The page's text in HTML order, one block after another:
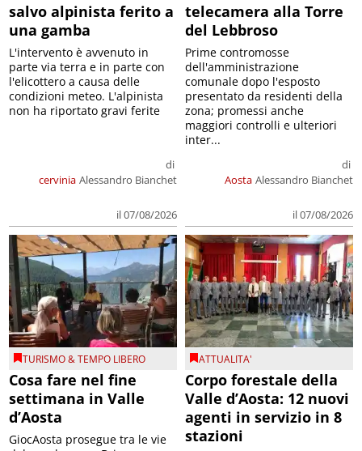
salvo alpinista ferito a
una gamba
cervinia
di
Alessandro Bianchet
il 07/08/2026
L'intervento è avvenuto in
parte via terra e in parte con
l'elicottero a causa delle
condizioni meteo. L'alpinista
non ha riportato gravi ferite
telecamera alla Torre
del Lebbroso
Aosta
di
Alessandro Bianchet
il 07/08/2026
Prime contromosse
dell'amministrazione
comunale dopo l'esposto
presentato da residenti della
zona; promessi anche
maggiori controlli e ulteriori
inter...
TURISMO & TEMPO LIBERO
Cosa fare nel fine
settimana in Valle
d’Aosta
GiocAosta prosegue tra le vie
ATTUALITA'
Corpo forestale della
Valle d’Aosta: 12 nuovi
agenti in servizio in 8
stazioni